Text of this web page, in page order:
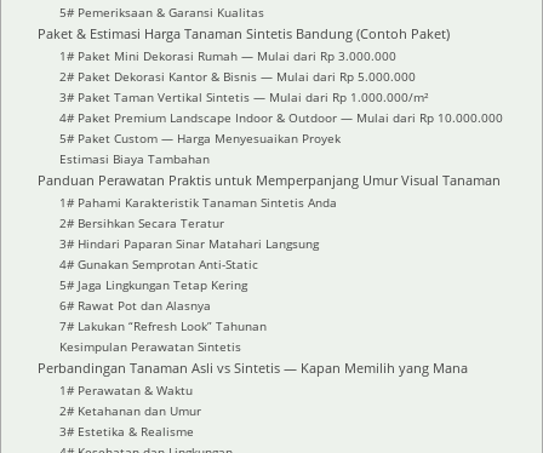
5# Pemeriksaan & Garansi Kualitas
Paket & Estimasi Harga Tanaman Sintetis Bandung (Contoh Paket)
1# Paket Mini Dekorasi Rumah — Mulai dari Rp 3.000.000
2# Paket Dekorasi Kantor & Bisnis — Mulai dari Rp 5.000.000
3# Paket Taman Vertikal Sintetis — Mulai dari Rp 1.000.000/m²
4# Paket Premium Landscape Indoor & Outdoor — Mulai dari Rp 10.000.000
5# Paket Custom — Harga Menyesuaikan Proyek
Estimasi Biaya Tambahan
Panduan Perawatan Praktis untuk Memperpanjang Umur Visual Tanaman
1# Pahami Karakteristik Tanaman Sintetis Anda
2# Bersihkan Secara Teratur
3# Hindari Paparan Sinar Matahari Langsung
4# Gunakan Semprotan Anti-Static
5# Jaga Lingkungan Tetap Kering
6# Rawat Pot dan Alasnya
7# Lakukan “Refresh Look” Tahunan
Kesimpulan Perawatan Sintetis
Perbandingan Tanaman Asli vs Sintetis — Kapan Memilih yang Mana
1# Perawatan & Waktu
2# Ketahanan dan Umur
3# Estetika & Realisme